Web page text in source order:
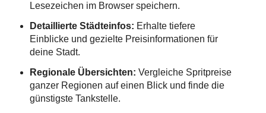
Lesezeichen im Browser speichern.
Detaillierte Städteinfos: Erhalte tiefere
Einblicke und gezielte Preisinformationen für
deine Stadt.
Regionale Übersichten: Vergleiche Spritpreise
ganzer Regionen auf einen Blick und finde die
günstigste Tankstelle.